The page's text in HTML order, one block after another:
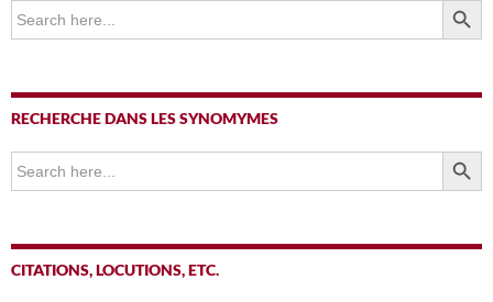
Search
for:
RECHERCHE DANS LES SYNOMYMES
Search
for:
SEARCH
CITATIONS, LOCUTIONS, ETC.